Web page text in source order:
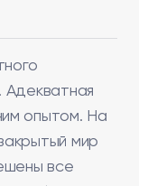
Адекватная
опытом. На
мир
все